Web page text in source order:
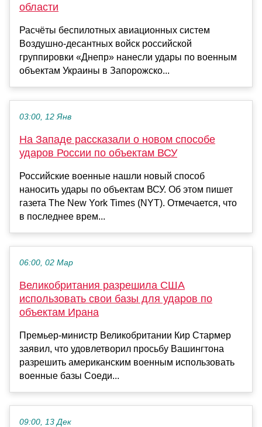
области
Расчёты беспилотных авиационных систем
Воздушно-десантных войск российской
группировки «Днепр» нанесли удары по военным
объектам Украины в Запорожско...
03:00, 12 Янв
На Западе рассказали о новом способе
ударов России по объектам ВСУ
Российские военные нашли новый способ
наносить удары по объектам ВСУ. Об этом пишет
газета The New York Times (NYT). Отмечается, что
в последнее врем...
06:00, 02 Мар
Великобритания разрешила США
использовать свои базы для ударов по
объектам Ирана
Премьер-министр Великобритании Кир Стармер
заявил, что удовлетворил просьбу Вашингтона
разрешить американским военным использовать
военные базы Соеди...
09:00, 13 Дек